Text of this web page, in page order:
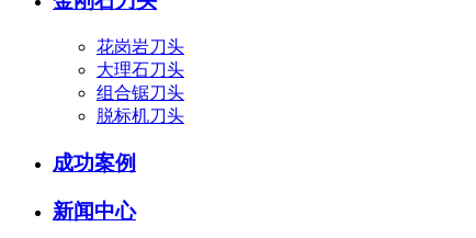
花岗岩刀头
大理石刀头
组合锯刀头
脱标机刀头
成功案例
新闻中心